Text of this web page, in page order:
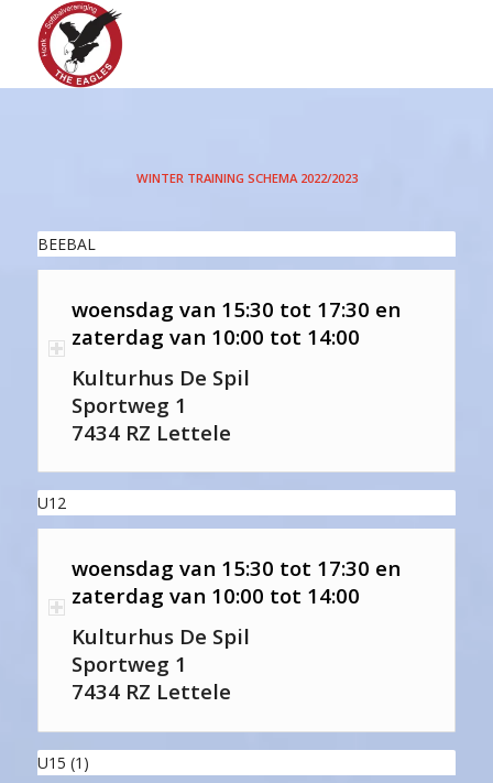
WINTER TRAINING SCHEMA 2022/2023
BEEBAL
woensdag van 15:30 tot 17:30 en
zaterdag van 10:00 tot 14:00
Kulturhus De Spil
Sportweg 1
7434 RZ Lettele
U12
woensdag van 15:30 tot 17:30 en
zaterdag van 10:00 tot 14:00
Kulturhus De Spil
Sportweg 1
7434 RZ Lettele
U15 (1)